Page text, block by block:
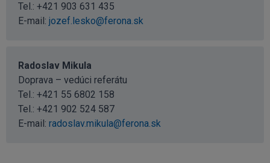
Tel.: +421 903 631 435
E-mail: jozef.lesko@ferona.sk
Radoslav Mikula
Doprava – vedúci referátu
Tel.: +421 55 6802 158
Tel.: +421 902 524 587
E-mail: radoslav.mikula@ferona.sk